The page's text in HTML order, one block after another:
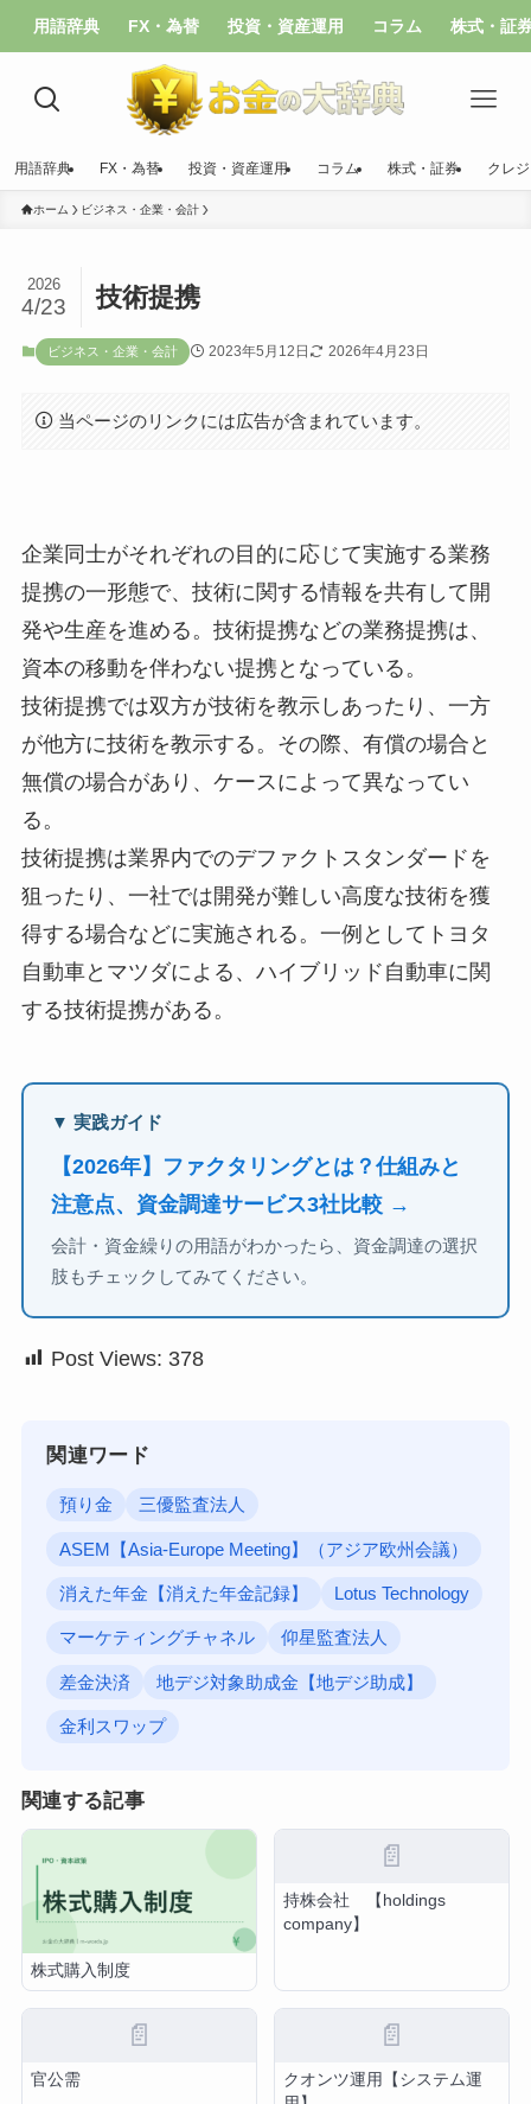
用語辞典 FX・為替 投資・資産運用 コラム 株式・証
用語辞典 FX・為替 投資・資産運用 コラム 株式・証券 クレ
ホーム ビジネス・企業・会計
技術提携
2026
4/23
ビジネス・企業・会計 2023年5月12日 2026年4月23日
当ページのリンクには広告が含まれています。
企業同士がそれぞれの目的に応じて実施する業務
提携の一形態で、技術に関する情報を共有して開
発や生産を進める。技術提携などの業務提携は、
資本の移動を伴わない提携となっている。
技術提携では双方が技術を教示しあったり、一方
が他方に技術を教示する。その際、有償の場合と
無償の場合があり、ケースによって異なってい
る。
技術提携は業界内でのデファクトスタンダードを
狙ったり、一社では開発が難しい高度な技術を獲
得する場合などに実施される。一例としてトヨタ
自動車とマツダによる、ハイブリッド自動車に関
する技術提携がある。
▼ 実践ガイド
【2026年】ファクタリングとは？仕組みと
注意点、資金調達サービス3社比較 →
会計・資金繰りの用語がわかったら、資金調達の選択
肢もチェックしてみてください。
Post Views: 378
関連ワード
預り金 三優監査法人
ASEM【Asia-Europe Meeting】（アジア欧州会議）
消えた年金【消えた年金記録】 Lotus Technology
マーケティングチャネル 仰星監査法人
差金決済 地デジ対象助成金【地デジ助成】
金利スワップ
関連する記事
株式購入制度
📄
持株会社 【holdings
company】
📄
官公需
📄
クオンツ運用【システム運